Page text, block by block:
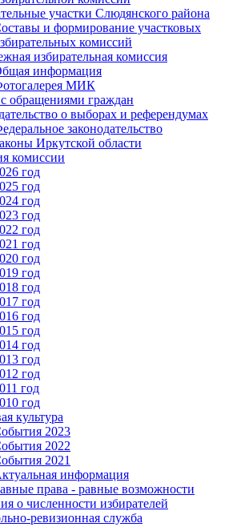
участки Слюдянского района
и формирование участковых
комиссий
избирательная комиссия
информация
МИК
с обращениями граждан
о выборах и референдумах
законодательство
Иркутской области
комиссии
год
год
год
год
год
год
год
год
год
год
год
год
год
год
год
год
год
культура
2023
2022
2021
информация
права - равные возможности
о численности избирателей
ревизионная служба